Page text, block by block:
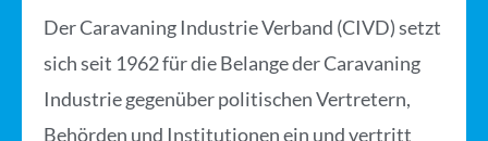
Der Caravaning Industrie Verband (CIVD) setzt
sich seit 1962 für die Belange der Caravaning
Industrie gegenüber politischen Vertretern,
Behörden und Institutionen ein und vertritt